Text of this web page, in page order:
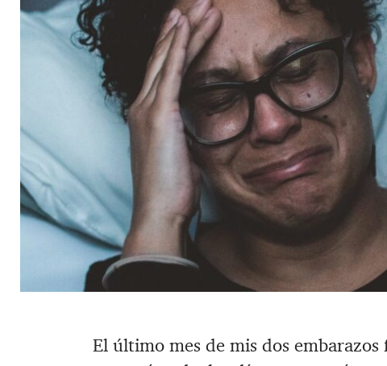
El último mes de mis dos